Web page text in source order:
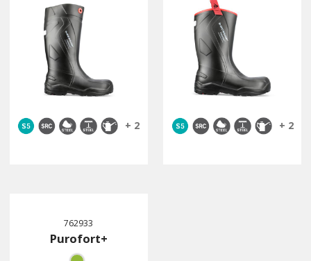
+ 2 + 2
762933
Purofort+